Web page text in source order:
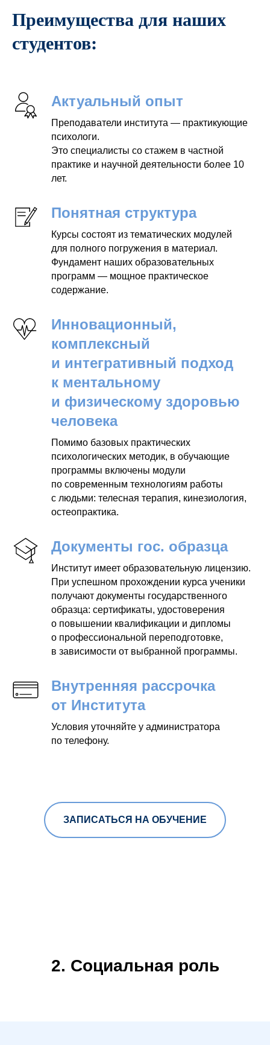
Преимущества для наших
студентов:
Актуальный опыт
Преподаватели института — практикующие
психологи.
Это специалисты со стажем в частной
практике и научной деятельности более 10
лет.
Понятная структура
Курсы состоят из тематических модулей
для полного погружения в материал.
Фундамент наших образовательных
программ — мощное практическое
содержание.
Инновационный,
комплексный
и интегративный подход
к ментальному
и физическому здоровью
человека
Помимо базовых практических
психологических методик, в обучающие
программы включены модули
по современным технологиям работы
с людьми: телесная терапия, кинезиология,
остеопрактика.
Документы гос. образца
Институт имеет образовательную лицензию.
При успешном прохождении курса ученики
получают документы государственного
образца: сертификаты, удостоверения
о повышении квалификации и дипломы
о профессиональной переподготовке,
в зависимости от выбранной программы.
Внутренняя рассрочка
от Института
Условия уточняйте у администратора
по телефону.
ЗАПИСАТЬСЯ НА ОБУЧЕНИЕ
2. Социальная роль